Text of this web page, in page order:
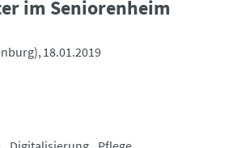
im Seniorenheim
18.01.2019